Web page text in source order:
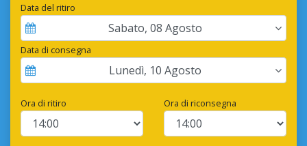
Data del ritiro
Sabato, 08 Agosto
Data di consegna
Lunedì, 10 Agosto
Ora di ritiro Ora di riconsegna